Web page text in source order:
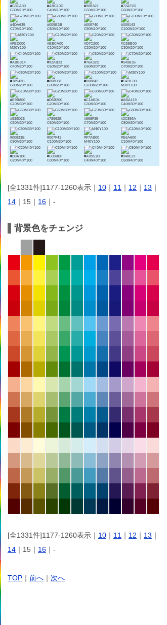
#C3CA00
C30M10Y100
#ABC10D
C40M10Y100
#90B821
C50M10Y100
#72AF2D
C60M10Y100
#4DA635
C70M10Y100
#009E3B
C80M10Y100
#009740
C90M10Y100
#009143
C100M10Y100
#FED000
M20Y100
#EBCA00
C10M20Y100
#D7C200
C20M20Y100
#C2BB00
C30M20Y100
#ABB314
C40M20Y100
#92AB23
C50M20Y100
#76A32D
C60M20Y100
#549B35
C70M20Y100
#18943B
C80M20Y100
#008D3F
C90M20Y100
#008842
C100M20Y100
#FABE00
M30Y100
#E9B800
C10M30Y100
#D5B200
C20M30Y100
#C1AB04
C30M30Y100
#ABA419
C40M30Y100
#939D25
C50M30Y100
#78962E
C60M30Y100
#598F35
C70M30Y100
#2C893A
C80M30Y100
#00833E
C90M30Y100
#007F41
C100M30Y100
#F7AB00
M40Y100
#E6A600
C10M40Y100
#D3A100
C20M40Y100
#C09B0F
C30M40Y100
#AB951D
C40M40Y100
#948E27
C50M40Y100
[全1331件]1177-1260表示｜ 10 ｜ 11 ｜ 12 ｜ 13 ｜
14 ｜15｜ 16 ｜-
背景色をチェンジ
[全1331件]1177-1260表示｜ 10 ｜ 11 ｜ 12 ｜ 13 ｜
14 ｜15｜ 16 ｜-
TOP ｜ 前へ ｜ 次へ